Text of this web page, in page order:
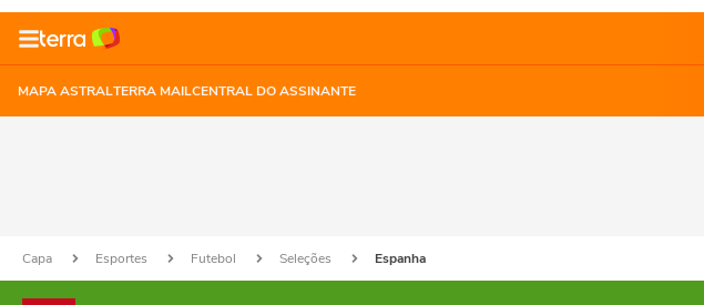
MAPA ASTRALTERRA MAILCENTRAL DO ASSINANTE
Capa Esportes Futebol Seleções Espanha